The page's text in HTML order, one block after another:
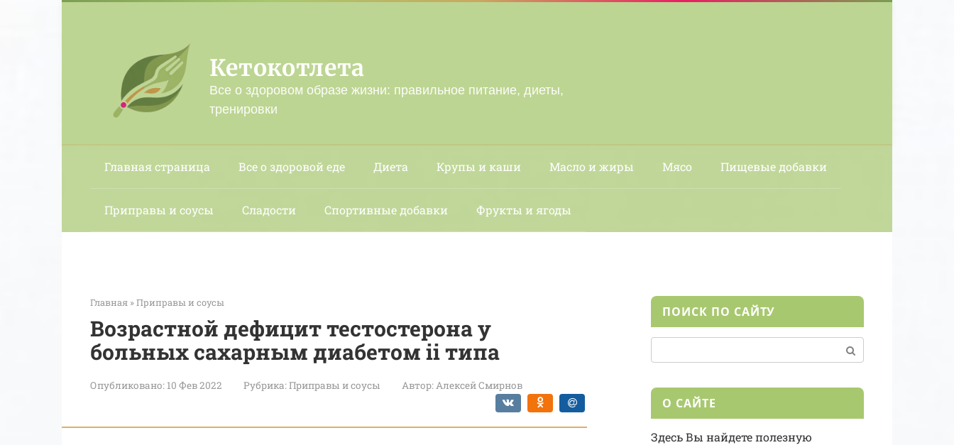
Кетокотлета
Все о здоровом образе жизни: правильное питание, диеты,
тренировки
Главная страница Все о здоровой еде Диета Крупы и каши Масло и жиры Мясо Пищевые добавки
Приправы и соусы Сладости Спортивные добавки Фрукты и ягоды
Главная »Приправы и соусы
Возрастной дефицит тестостерона у
больных сахарным диабетом ii типа
Опубликовано: 10 Фев 2022 Рубрика:Приправы и соусы Автор:Алексей Смирнов
ПОИСК ПО САЙТУ
О САЙТЕ
Здесь Вы найдете полезную